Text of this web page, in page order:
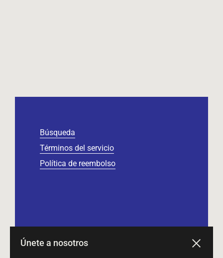
Búsqueda
Términos del servicio
Política de reembolso
Proyectos
Únete a nosotros Close